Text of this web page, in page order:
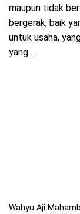
maupun tidak
bergerak, baik
untuk usaha,
yang …
Wahyu Aji